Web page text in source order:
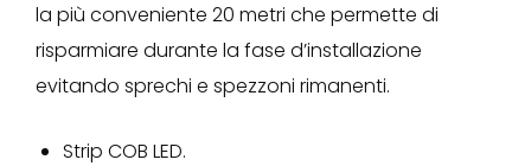
la più conveniente 20 metri che permette di
risparmiare durante la fase d’installazione
evitando sprechi e spezzoni rimanenti.
Strip COB LED.